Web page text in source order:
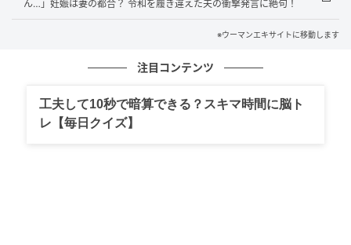
ん…」妊娠は妻の都合？ 令和を履き違えた夫の衝撃発言に絶句！
※ウーマンエキサイトに移動します
注目コンテンツ
工夫して10秒で暗算できる？スキマ時間に脳ト
レ【毎日クイズ】